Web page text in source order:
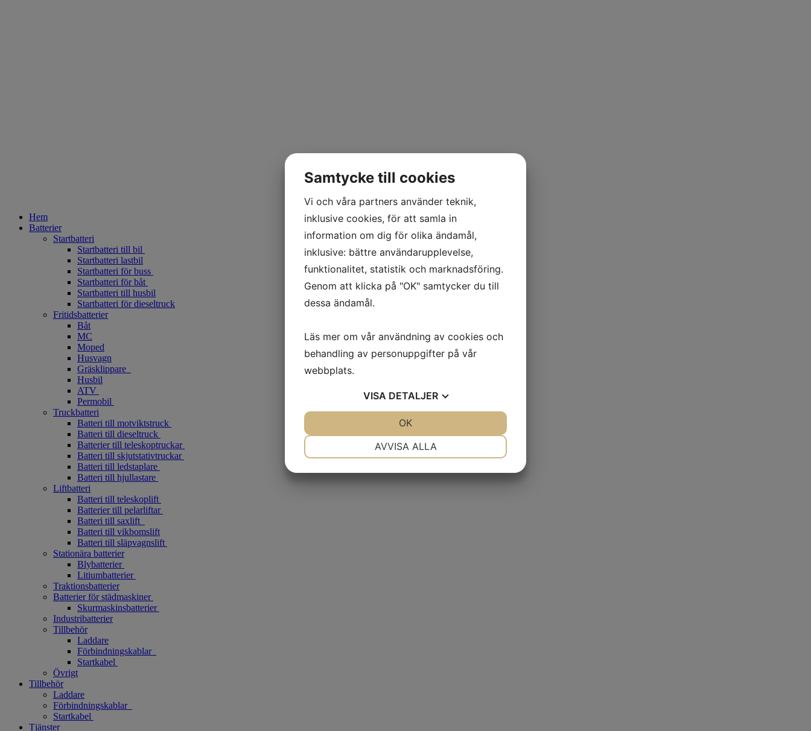
Hem
Batterier
Startbatteri
Startbatteri till bil
Startbatteri lastbil
Startbatteri för buss
Startbatteri för båt
Startbatteri till husbil
Startbatteri för dieseltruck
Fritidsbatterier
Båt
MC
Moped
Husvagn
Gräsklippare
Husbil
ATV
Permobil
Truckbatteri
Batteri till motviktstruck
Batteri till dieseltruck
Batterier till teleskoptruckar
Batteri till skjutstativtruckar
Batteri till ledstaplare
Batteri till hjullastare
Liftbatteri
Batteri till teleskoplift
Batterier till pelarliftar
Batteri till saxlift
Batteri till vikbomslift
Batteri till släpvagnslift
Stationära batterier
Blybatterier
Litiumbatterier
Traktionsbatterier
Batterier för städmaskiner
Skurmaskinsbatterier
Industribatterier
Tillbehör
Laddare
Förbindningskablar
Startkabel
Övrigt
Tillbehör
Laddare
Förbindningskablar
Startkabel
Tjänster
Samtycke till cookies
Vi och våra partners använder teknik,
inklusive cookies, för att samla in
information om dig för olika ändamål,
inklusive: bättre användarupplevelse,
funktionalitet, statistik och marknadsföring.
Genom att klicka på "OK" samtycker du till
dessa ändamål.
Läs mer om vår användning av cookies och
behandling av personuppgifter på vår
webbplats.
VISA DETALJER
AVVISA ALLA
OK